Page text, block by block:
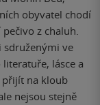
obyvatel chodí
z chaluh.
sdruženými ve
lásce a
přijít na kloub
nejsou stejně